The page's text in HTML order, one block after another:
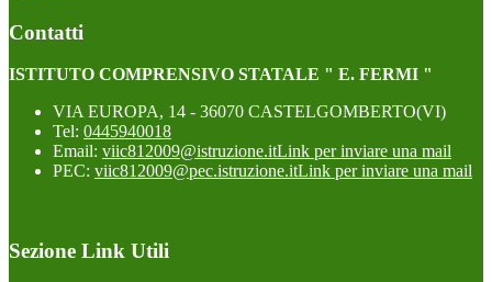
Contatti
ISTITUTO COMPRENSIVO STATALE " E. FERMI "
VIA EUROPA, 14 - 36070 CASTELGOMBERTO(VI)
Tel: 0445940018
Email: viic812009@istruzione.itLink per inviare una mail
PEC: viic812009@pec.istruzione.itLink per inviare una mail
Sezione Link Utili